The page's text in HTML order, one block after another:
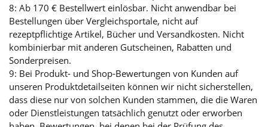
8: Ab 170 € Bestellwert einlösbar. Nicht anwendbar bei
Bestellungen über Vergleichsportale, nicht auf
rezeptpflichtige Artikel, Bücher und Versandkosten. Nicht
kombinierbar mit anderen Gutscheinen, Rabatten und
Sonderpreisen.
9: Bei Produkt- und Shop-Bewertungen von Kunden auf
unseren Produktdetailseiten können wir nicht sicherstellen,
dass diese nur von solchen Kunden stammen, die die Waren
oder Dienstleistungen tatsächlich genutzt oder erworben